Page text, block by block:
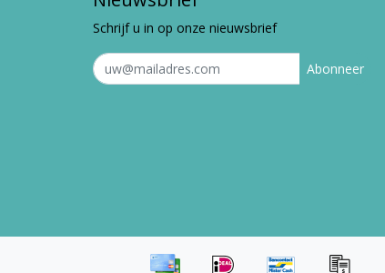
Schrijf u in op onze nieuwsbrief
Abonneer